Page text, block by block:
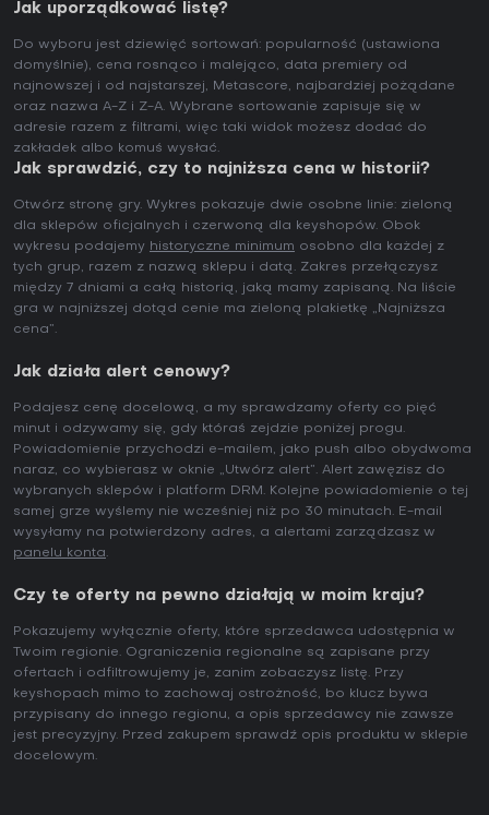
Jak uporządkować listę?
Do wyboru jest dziewięć sortowań: popularność (ustawiona
domyślnie), cena rosnąco i malejąco, data premiery od
najnowszej i od najstarszej, Metascore, najbardziej pożądane
oraz nazwa A-Z i Z-A. Wybrane sortowanie zapisuje się w
adresie razem z filtrami, więc taki widok możesz dodać do
zakładek albo komuś wysłać.
Jak sprawdzić, czy to najniższa cena w historii?
Otwórz stronę gry. Wykres pokazuje dwie osobne linie: zieloną
dla sklepów oficjalnych i czerwoną dla keyshopów. Obok
wykresu podajemy historyczne minimum osobno dla każdej z
tych grup, razem z nazwą sklepu i datą. Zakres przełączysz
między 7 dniami a całą historią, jaką mamy zapisaną. Na liście
gra w najniższej dotąd cenie ma zieloną plakietkę „Najniższa
cena”.
Jak działa alert cenowy?
Podajesz cenę docelową, a my sprawdzamy oferty co pięć
minut i odzywamy się, gdy któraś zejdzie poniżej progu.
Powiadomienie przychodzi e-mailem, jako push albo obydwoma
naraz, co wybierasz w oknie „Utwórz alert”. Alert zawęzisz do
wybranych sklepów i platform DRM. Kolejne powiadomienie o tej
samej grze wyślemy nie wcześniej niż po 30 minutach. E-mail
wysyłamy na potwierdzony adres, a alertami zarządzasz w
panelu konta.
Czy te oferty na pewno działają w moim kraju?
Pokazujemy wyłącznie oferty, które sprzedawca udostępnia w
Twoim regionie. Ograniczenia regionalne są zapisane przy
ofertach i odfiltrowujemy je, zanim zobaczysz listę. Przy
keyshopach mimo to zachowaj ostrożność, bo klucz bywa
przypisany do innego regionu, a opis sprzedawcy nie zawsze
jest precyzyjny. Przed zakupem sprawdź opis produktu w sklepie
docelowym.